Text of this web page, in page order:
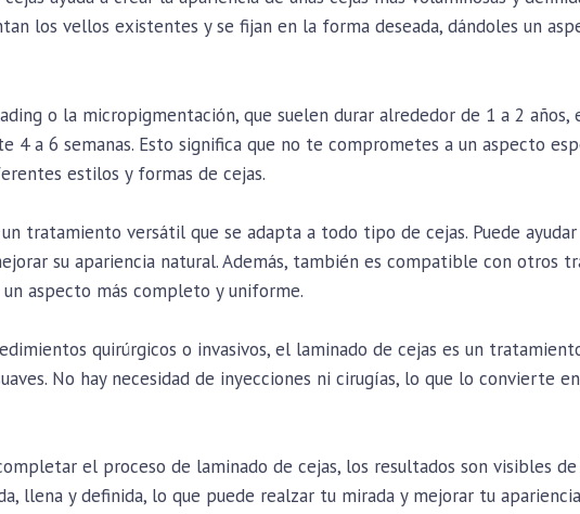
los vellos existentes y se fijan en la forma deseada, dándoles un
o la micropigmentación, que suelen durar alrededor de 1 a 2 años,
4 a 6 semanas. Esto significa que no te comprometes a un aspecto
estilos y formas de cejas.
tratamiento versátil que se adapta a todo tipo de cejas. Puede
su apariencia natural. Además, también es compatible con otros
aspecto más completo y uniforme.
quirúrgicos o invasivos, el laminado de cejas es un
No hay necesidad de inyecciones ni cirugías, lo que lo convierte
el proceso de laminado de cejas, los resultados son visibles de
llena y definida, lo que puede realzar tu mirada y mejorar tu